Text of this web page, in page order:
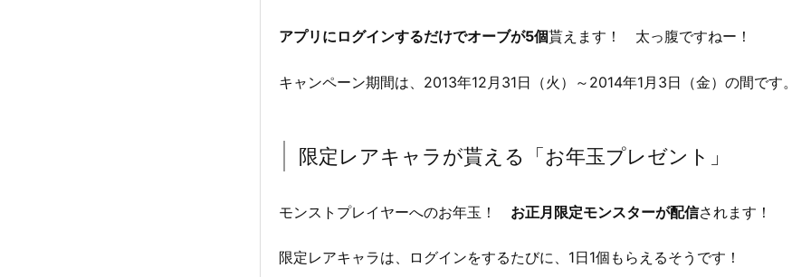
アプリにログインするだけでオーブが5個貰えます！ 太っ腹ですねー！
キャンペーン期間は、2013年12月31日（火）～2014年1月3日（金）の間です。
限定レアキャラが貰える「お年玉プレゼント」
モンストプレイヤーへのお年玉！ お正月限定モンスターが配信されます！
限定レアキャラは、ログインをするたびに、1日1個もらえるそうです！